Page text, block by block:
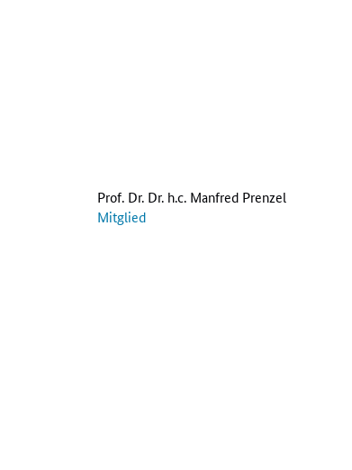
Prof. Dr. Dr. h.c. Manfred Prenzel
Mitglied